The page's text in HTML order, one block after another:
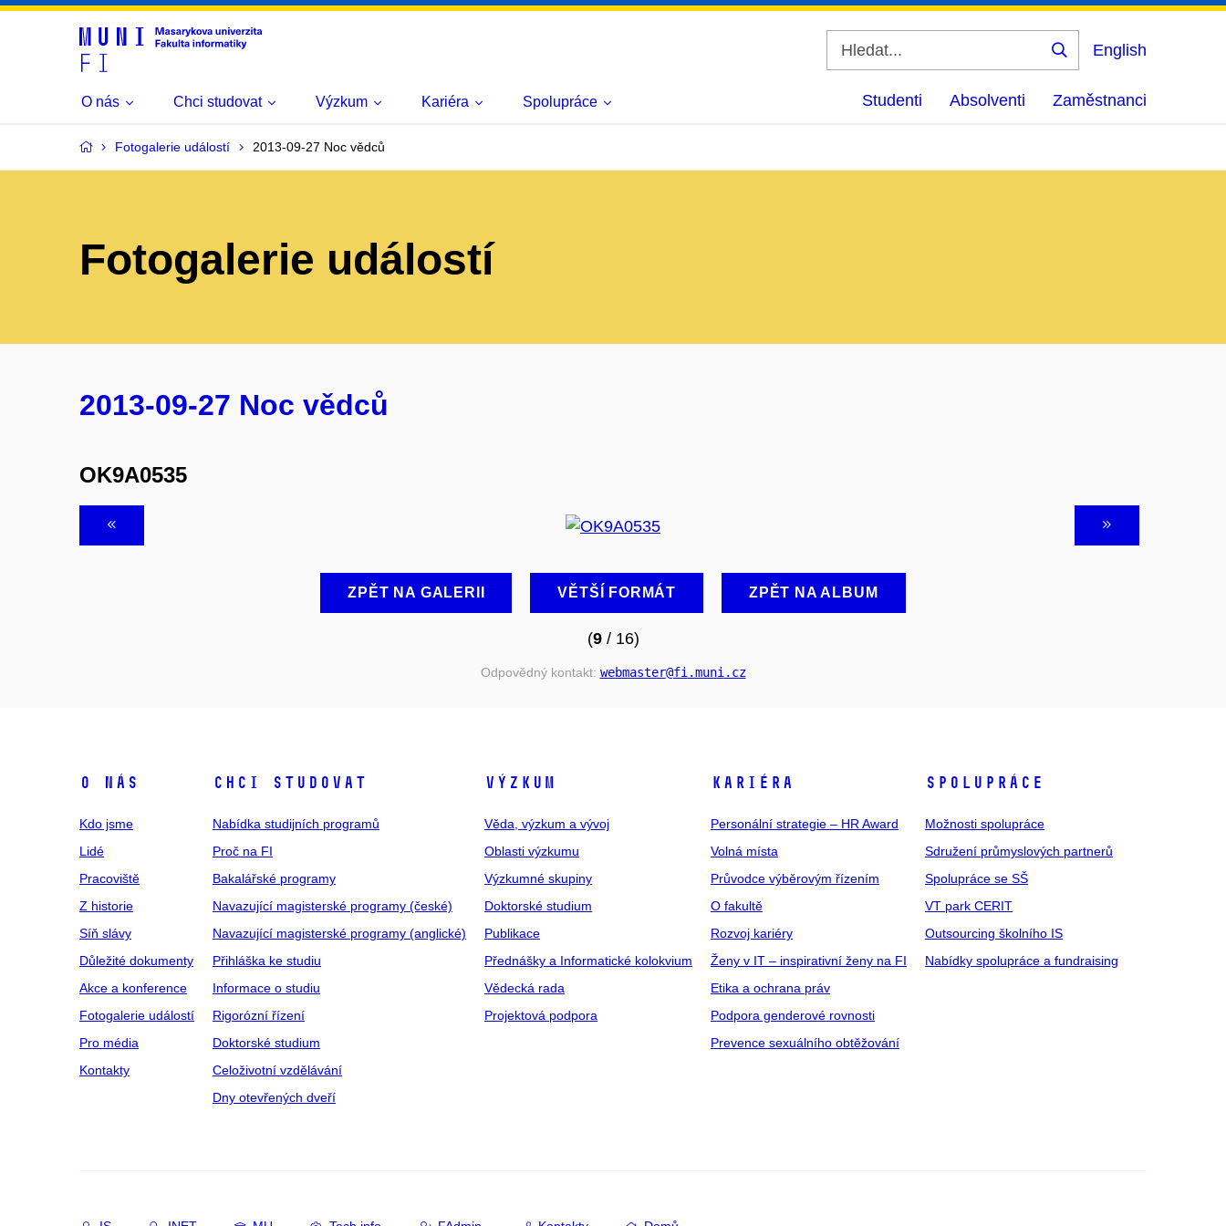
Vyhledat
English
O nás Chci studovat Výzkum Kariéra Spolupráce Studenti Absolventi Zaměstnanci
Fotogalerie událostí 2013-09-27 Noc vědců
Fotogalerie událostí
2013-09-27 Noc vědců
OK9A0535
ZPĚT NA GALERII VĚTŠÍ FORMÁT ZPĚT NA ALBUM
(9/ 16)
Odpovědný kontakt: webmaster@fi .muni .cz
O NÁS
Kdo jsme
Lidé
Pracoviště
Z historie
Síň slávy
Důležité dokumenty
Akce a konference
Fotogalerie událostí
Pro média
Kontakty
CHCI STUDOVAT
Nabídka studijních programů
Proč na FI
Bakalářské programy
Navazující magisterské programy (české)
Navazující magisterské programy (anglické)
Přihláška ke studiu
Informace o studiu
Rigorózní řízení
Doktorské studium
Celoživotní vzdělávání
Dny otevřených dveří
VÝZKUM
Věda, výzkum a vývoj
Oblasti výzkumu
Výzkumné skupiny
Doktorské studium
Publikace
Přednášky a Informatické kolokvium
Vědecká rada
Projektová podpora
KARIÉRA
Personální strategie – HR Award
Volná místa
Průvodce výběrovým řízením
O fakultě
Rozvoj kariéry
Ženy v IT – inspirativní ženy na FI
Etika a ochrana práv
Podpora genderové rovnosti
Prevence sexuálního obtěžování
SPOLUPRÁCE
Možnosti spolupráce
Sdružení průmyslových partnerů
Spolupráce se SŠ
VT park CERIT
Outsourcing školního IS
Nabídky spolupráce a fundraising